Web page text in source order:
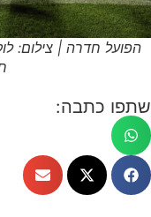
הפועל חדרה | צילום:
שתפו כתבה: